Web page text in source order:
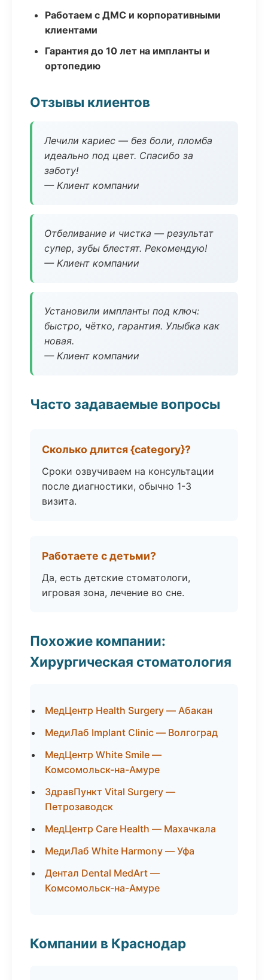
Работаем с ДМС и корпоративными
клиентами
Гарантия до 10 лет на импланты и
ортопедию
Отзывы клиентов
Лечили кариес — без боли, пломба
идеально под цвет. Спасибо за
заботу!
— Клиент компании
Отбеливание и чистка — результат
супер, зубы блестят. Рекомендую!
— Клиент компании
Установили импланты под ключ:
быстро, чётко, гарантия. Улыбка как
новая.
— Клиент компании
Часто задаваемые вопросы
Сколько длится {category}?
Сроки озвучиваем на консультации
после диагностики, обычно 1-3
визита.
Работаете с детьми?
Да, есть детские стоматологи,
игровая зона, лечение во сне.
Похожие компании:
Хирургическая стоматология
МедЦентр Health Surgery — Абакан
МедиЛаб Implant Clinic — Волгоград
МедЦентр White Smile —
Комсомольск-на-Амуре
ЗдравПункт Vital Surgery —
Петрозаводск
МедЦентр Care Health — Махачкала
МедиЛаб White Harmony — Уфа
Дентал Dental MedArt —
Комсомольск-на-Амуре
Компании в Краснодар